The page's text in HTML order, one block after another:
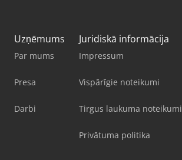
Uzņēmums
Par mums
Presa
Darbi
Juridiskā informācija
Impressum
Vispārīgie noteikumi
Tirgus laukuma noteikumi
Privātuma politika